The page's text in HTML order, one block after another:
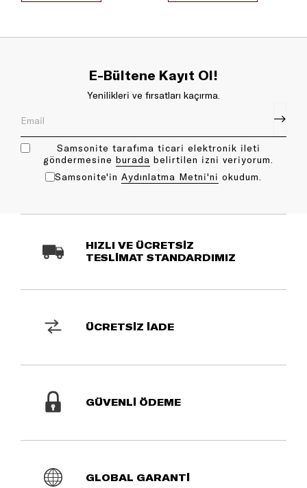
E-Bültene Kayıt Ol!
Yenilikleri ve fırsatları kaçırma.
Samsonite tarafıma ticari elektronik ileti
göndermesine bu rada belirtilen izni veriyorum.
Samsonite'in Aydınlatma Metni'ni okudum.
HIZLI VE ÜCRETSİZ
TESLİMAT STANDARDIMIZ
ÜCRETSİZ İADE
GÜVENLİ ÖDEME
GLOBAL GARANTİ